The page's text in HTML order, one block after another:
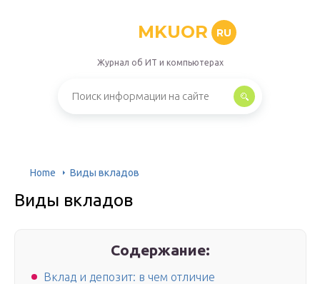
MKUOR RU
Журнал об ИТ и компьютерах
Home Виды вкладов
Виды вкладов
Содержание:
Вклад и депозит: в чем отличие